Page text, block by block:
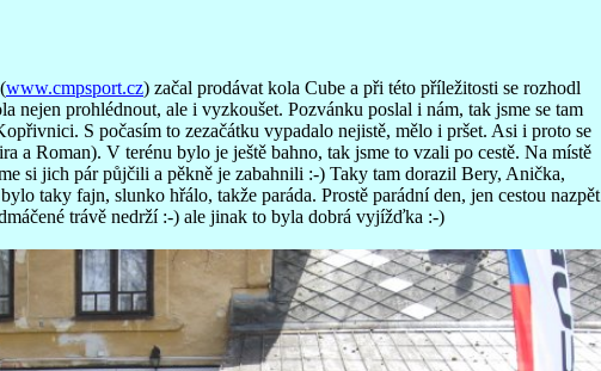
www.cmpsport.cz) začal prodávat kola Cube a při této příležitosti se rozhodl
nejen prohlédnout, ale i vyzkoušet. Pozvánku poslal i nám, tak jsme se tam
S počasím to zezačátku vypadalo nejistě, mělo i pršet. Asi i proto se
a Roman). V terénu bylo je ještě bahno, tak jsme to vzali po cestě. Na místě
si jich pár půjčili a pěkně je zabahnili :-) Taky tam dorazil Bery, Anička,
taky fajn, slunko hřálo, takže paráda. Prostě parádní den, jen cestou nazpět
trávě nedrží :-) ale jinak to byla dobrá vyjížďka :-)